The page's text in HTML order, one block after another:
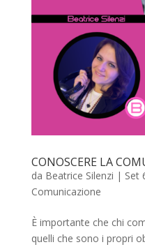
CONOSCERE LA
da Beatrice Silenzi | Set
Comunicazione
È importante che chi
quelli che sono i propri